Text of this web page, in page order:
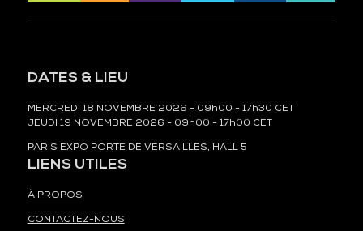
DATES & LIEU
MERCREDI 18 NOVEMBRE 2026 - 09h00 - 17h30 CET
JEUDI 19 NOVEMBRE 2026 - 09h00 - 17h00 CET
PARIS EXPO PORTE DE VERSAILLES, HALL 5
LIENS UTILES
À PROPOS
CONTACTEZ-NOUS